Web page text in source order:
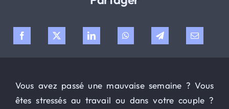
Vous avez passé une mauvaise semaine ? Vous
êtes stressés au travail ou dans votre couple ?